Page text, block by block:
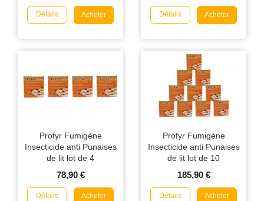
Détails Acheter Détails Acheter
Profyr Fumigène
Insecticide anti Punaises
de lit lot de 4
78,90 €
Détails Acheter
Profyr Fumigène
Insecticide anti Punaises
de lit lot de 10
185,90 €
Détails Acheter